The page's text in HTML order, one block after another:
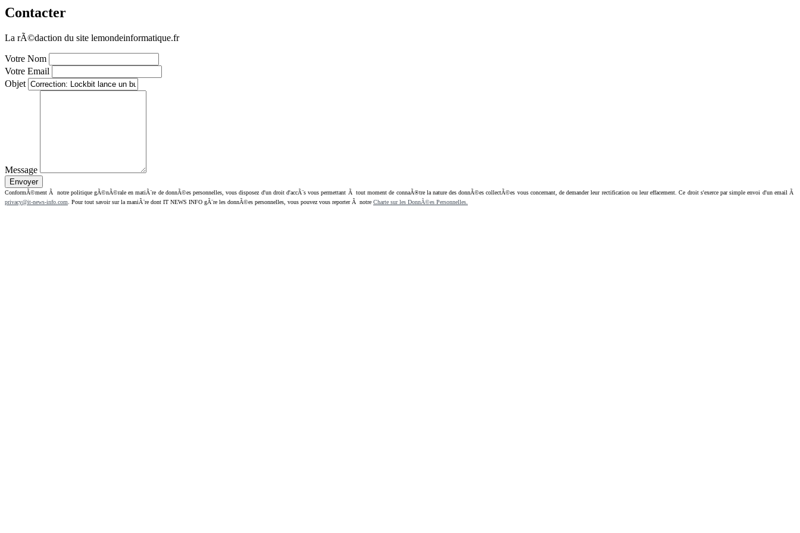
Contacter
La rÃ©daction du site lemondeinformatique.fr
Votre Nom
Votre Email
Objet
Message
ConformÃ©ment Ã notre politique gÃ©nÃ©rale en matiÃ¨re de donnÃ©es personnelles, vous disposez d'un droit d'accÃ¨s vous permettant Ã tout moment de connaÃ®tre la nature des donnÃ©es collectÃ©es vous concernant, de demander leur rectification ou leur effacement. Ce droit s'exerce par simple envoi d'un email Ã
privacy@it-news-info.com . Pour tout savoir sur la maniÃ¨re dont IT NEWS INFO gÃ¨re les donnÃ©es personnelles, vous pouvez vous reporter Ã notre Charte sur les DonnÃ©es Personnelles.